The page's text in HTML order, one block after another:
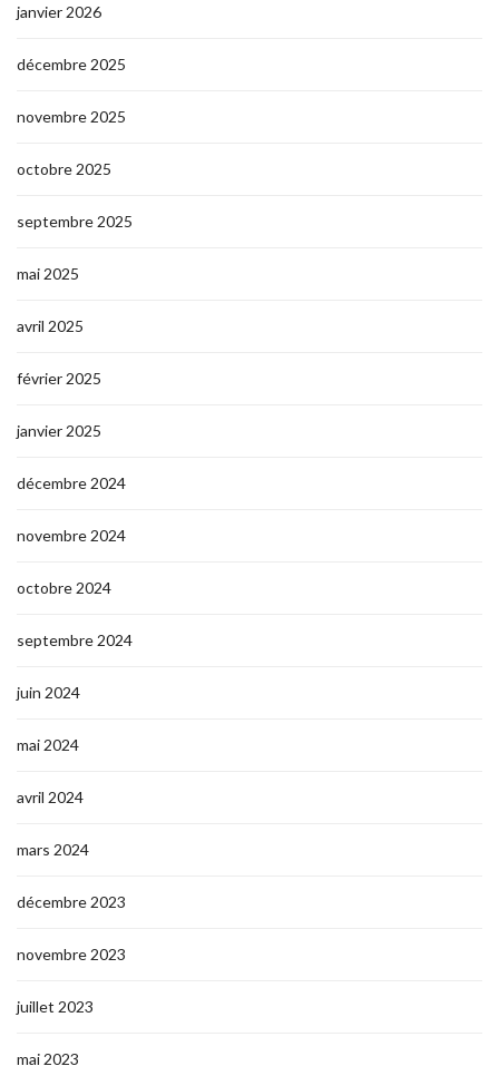
janvier 2026
décembre 2025
novembre 2025
octobre 2025
septembre 2025
mai 2025
avril 2025
février 2025
janvier 2025
décembre 2024
novembre 2024
octobre 2024
septembre 2024
juin 2024
mai 2024
avril 2024
mars 2024
décembre 2023
novembre 2023
juillet 2023
mai 2023